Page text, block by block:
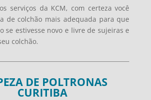
serviços da KCM, com certeza você
de colchão mais adequada para que
se estivesse novo e livre de sujeiras e
colchão.
DE POLTRONAS
CURITIBA